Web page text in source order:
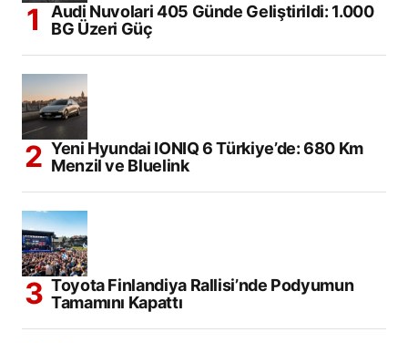
Audi Nuvolari 405 Günde Geliştirildi: 1.000
BG Üzeri Güç
Yeni Hyundai IONIQ 6 Türkiye’de: 680 Km
Menzil ve Bluelink
Toyota Finlandiya Rallisi’nde Podyumun
Tamamını Kapattı